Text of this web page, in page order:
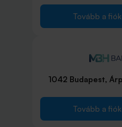
Tovább a
1042 Budapest,
Tovább a